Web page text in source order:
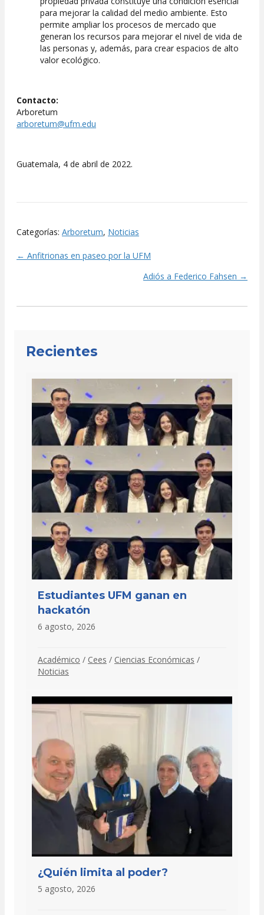
para mejorar la calidad del medio ambiente. Esto
permite ampliar los procesos de mercado que
generan los recursos para mejorar el nivel de vida de
las personas y, además, para crear espacios de alto
valor ecológico.
Contacto:
Arboretum
arboretum@ufm.edu
Guatemala, 4 de abril de 2022.
Categorías: Arboretum, Noticias
Posts
← Anfitrionas en paseo por la UFM
Adiós a Federico Fahsen →
Recientes
Estudiantes UFM ganan en
hackatón
6 agosto, 2026
Académico / Cees / Ciencias Económicas /
Noticias
¿Quién limita al poder?
5 agosto, 2026